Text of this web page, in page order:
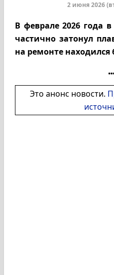
2 июня 2026
В феврале 2026 года
частично затонул
на ремонте находился
Это анонс новости.